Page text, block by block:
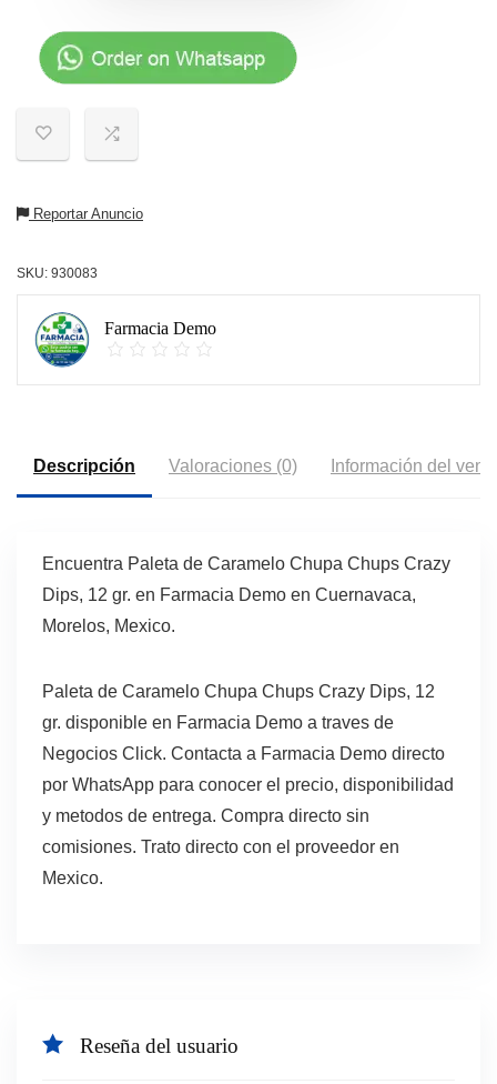
Reportar Anuncio
SKU: 930083
Farmacia Demo
Descripción Valoraciones (0) Información del
Encuentra Paleta de Caramelo Chupa Chups Crazy
Dips, 12 gr. en Farmacia Demo en Cuernavaca,
Morelos, Mexico.
Paleta de Caramelo Chupa Chups Crazy Dips, 12
gr. disponible en Farmacia Demo a traves de
Negocios Click. Contacta a Farmacia Demo directo
por WhatsApp para conocer el precio, disponibilidad
y metodos de entrega. Compra directo sin
comisiones. Trato directo con el proveedor en
Mexico.
Reseña del usuario